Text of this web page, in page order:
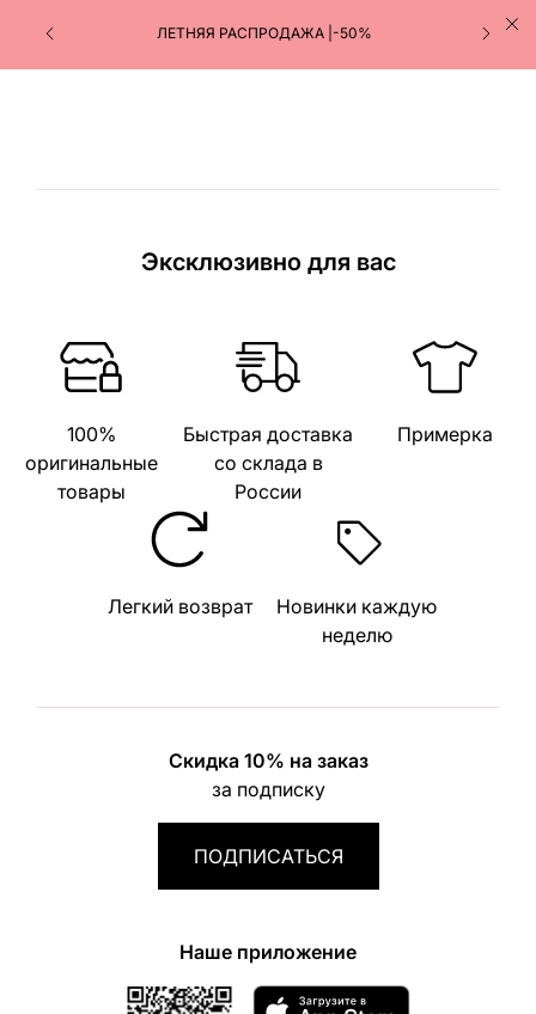
ЛЕТНЯЯ РАСПРОДАЖА |-50%
Эксклюзивно для вас
100%
оригинальные
товары
Быстрая доставка
со склада в
России
Примерка
Легкий возврат
Новинки каждую
неделю
Скидка 10% на заказ
за подписку
ПОДПИСАТЬСЯ
Наше приложение